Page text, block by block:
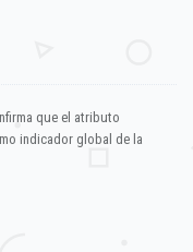
que el atributo
indicador global de la